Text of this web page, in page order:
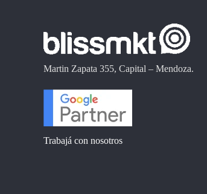
Martin Zapata 355, Capital – Mendoza.
Trabajá con nosotros